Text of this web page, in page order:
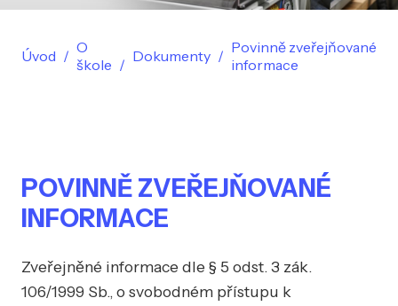
Úvod
O
škole
Dokumenty
Povinně zveřejňované
informace
POVINNĚ ZVEŘEJŇOVANÉ
INFORMACE
Zveřejněné informace dle § 5 odst. 3 zák.
106/1999 Sb., o svobodném přístupu k